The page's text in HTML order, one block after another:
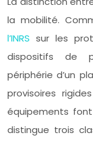
la mobilité.
l’INRS sur les
dispositifs de
périphérie d’un
provisoires
équipements font
distingue trois